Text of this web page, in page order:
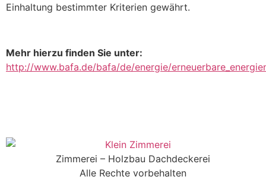
Einhaltung bestimmter Kriterien gewährt.
Mehr hierzu finden Sie unter:
http://www.bafa.de/bafa/de/energie/
Zimmerei – Holzbau Dachdeckerei
Alle Rechte vorbehalten